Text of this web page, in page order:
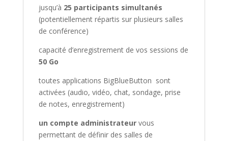
jusqu’à 25 participants simultanés
(potentiellement répartis sur plusieurs salles
de conférence)
capacité d’enregistrement de vos sessions de
50 Go
toutes applications BigBlueButton sont
activées (audio, vidéo, chat, sondage, prise
de notes, enregistrement)
un compte administrateurvous
permettant de définir des salles de